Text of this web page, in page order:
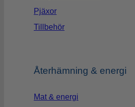
Pjäxor
Tillbehör
Återhämning & energi
Mat & energi